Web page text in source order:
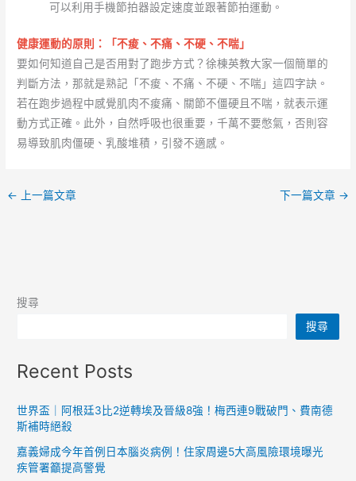
可以利用手機節拍器設定速度並跟著節拍運動。
健康運動的原則：「不痠、不痛、不硬、不喘」
要如何知道自己是否用對了跑步方式？徐棟英教大家一個簡單的
判斷方法，那就是熟記「不痠、不痛、不硬、不喘」這四字訣。
若在跑步過程中感覺肌肉不痠痛、關節不僵硬且不喘，就表示運
動方式正確。此外，自然呼吸也很重要，千萬不要憋氣，否則容
易導致肌肉僵硬、乳酸堆積，引發不適感。
← 上一篇文章 下一篇文章 →
搜尋
搜尋
Recent Posts
世界盃｜阿根廷3比2逆轉埃及晉級8強！梅西連9戰破門、費南德
斯補時絕殺
嘉義婦成今年首例日本腦炎病例！住家周邊5大高風險環境曝光
疾管署籲提高警覺